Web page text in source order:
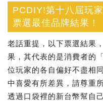
PCDIY!第十八屆玩
票選最佳品牌結果！
老話重提，以下票選結果
果，其代表的是消費者的
位玩家的各自偏好不盡相
中喜愛有所差異，請尊重
透過口袋裡的新台幣幫自